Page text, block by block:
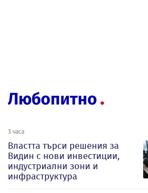
Любопитно
3 часа
Властта търси решения за
Видин с нови инвестиции,
индустриални зони и
инфраструктура